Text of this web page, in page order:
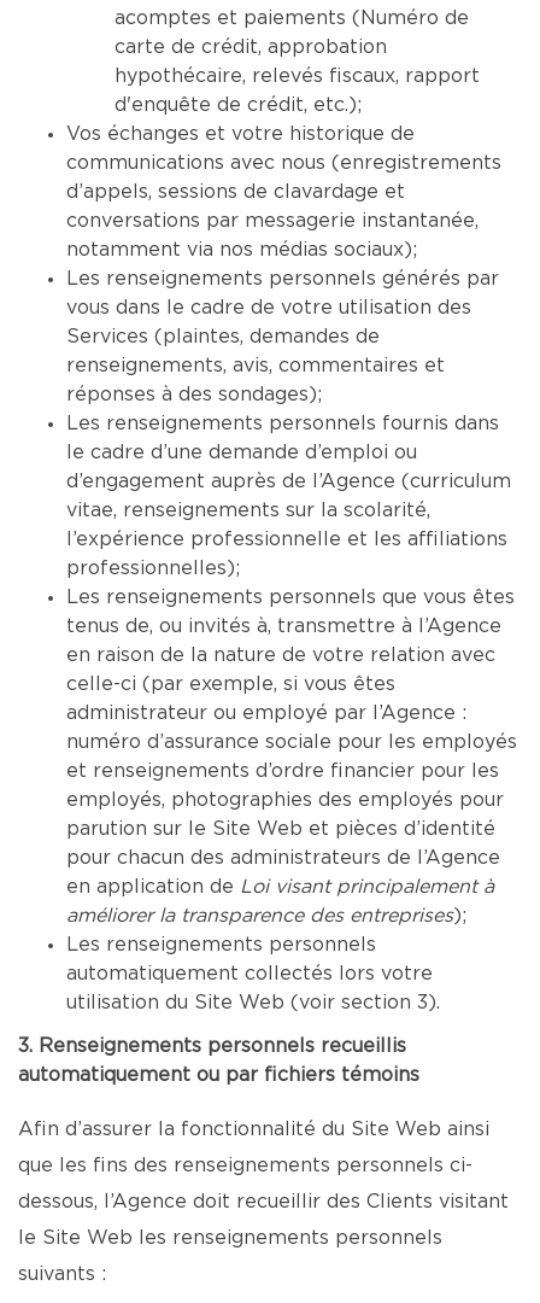
acomptes et paiements (Numéro de
carte de crédit, approbation
hypothécaire, relevés fiscaux, rapport
d'enquête de crédit, etc.);
Vos échanges et votre historique de
communications avec nous (enregistrements
d’appels, sessions de clavardage et
conversations par messagerie instantanée,
notamment via nos médias sociaux);
Les renseignements personnels générés par
vous dans le cadre de votre utilisation des
Services (plaintes, demandes de
renseignements, avis, commentaires et
réponses à des sondages);
Les renseignements personnels fournis dans
le cadre d’une demande d’emploi ou
d’engagement auprès de l’Agence (curriculum
vitae, renseignements sur la scolarité,
l’expérience professionnelle et les affiliations
professionnelles);
Les renseignements personnels que vous êtes
tenus de, ou invités à, transmettre à l’Agence
en raison de la nature de votre relation avec
celle-ci (par exemple, si vous êtes
administrateur ou employé par l’Agence :
numéro d’assurance sociale pour les employés
et renseignements d’ordre financier pour les
employés, photographies des employés pour
parution sur le Site Web et pièces d’identité
pour chacun des administrateurs de l’Agence
en application de Loi visant principalement à
améliorer la transparence des entreprises);
Les renseignements personnels
automatiquement collectés lors votre
utilisation du Site Web (voir section 3).
3. Renseignements personnels recueillis
automatiquement ou par fichiers témoins
Afin d’assurer la fonctionnalité du Site Web ainsi
que les fins des renseignements personnels ci-
dessous, l’Agence doit recueillir des Clients visitant
le Site Web les renseignements personnels
suivants :